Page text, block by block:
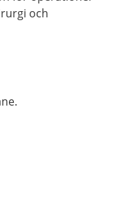
och